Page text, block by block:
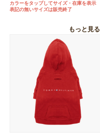
カラーをタップしてサイズ・在庫を表示
表記の無いサイズは販売終了
もっと見る